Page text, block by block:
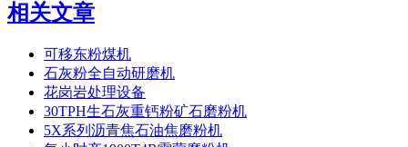
相关文章
可移东粉煤机
石灰粉全自动研磨机
花岗岩处理设备
30TPH生石灰重钙粉矿石磨粉机
5X系列沥青焦石油焦磨粉机